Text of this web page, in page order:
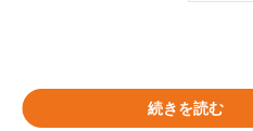
続きを読む